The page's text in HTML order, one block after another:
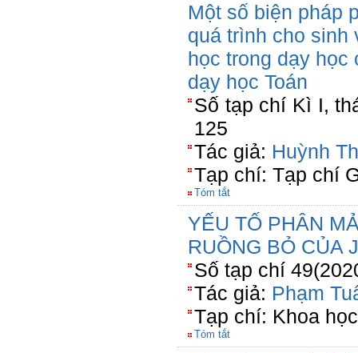
Một số biện pháp
quá trình cho sinh
học trong dạy
dạy học Toán
Số tạp chí Kì I,
125
Tác giả: Huỳnh
Tạp chí: Tạp chí
Tóm tắt
YẾU TỐ PHÂN
RUỒNG BỎ CỦA
Số tạp chí
Tác giả: Phạm
Tạp chí: Khoa
Tóm tắt